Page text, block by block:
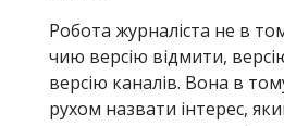
Робота журналіста не в
чию версію відмити,
версію каналів. Вона в
рухом назвати інтерес,